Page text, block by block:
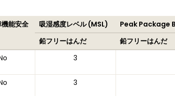
能安全 吸湿感度レベル (MSL) Peak Package
鉛フリーはんだ
鉛フリーはんだ
3
3